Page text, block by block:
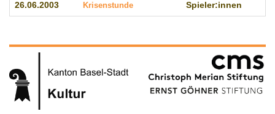
26.06.2003 Krisenstunde Spieler:innen